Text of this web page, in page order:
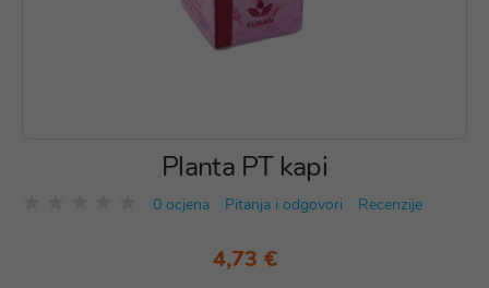
Planta PT kapi
0 ocjena Pitanja i odgovori Recenzije
4,73 €